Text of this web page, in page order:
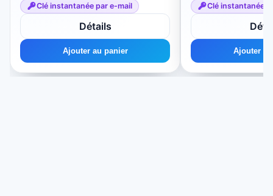
Clé instantanée par e-mail
Détails
Ajouter au panier
Clé instantanée
Ajouter